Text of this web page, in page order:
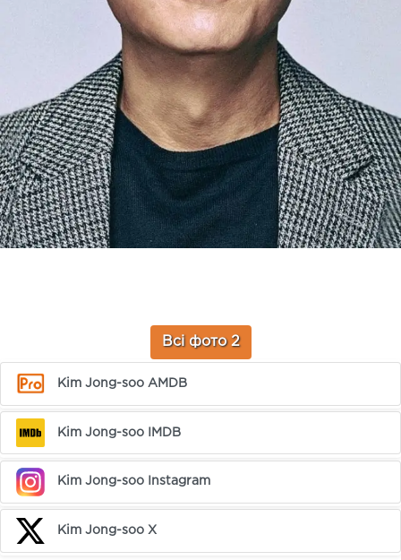
Всі фото 2
Kim Jong-soo AMDB
Kim Jong-soo IMDB
Kim Jong-soo Instagram
Kim Jong-soo X